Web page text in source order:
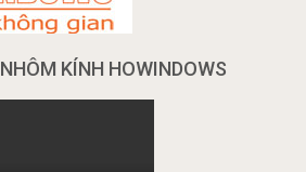
KÍNH HOWINDOWS